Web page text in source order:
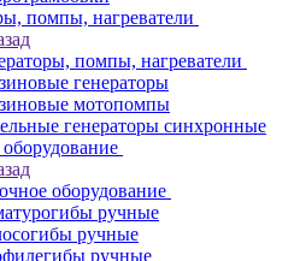
помпы, нагреватели
помпы, нагреватели
генераторы
мотопомпы
генераторы синхронные
оборудование
ручные
ручные
ручные